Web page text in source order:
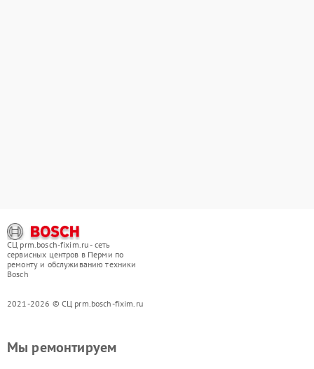
СЦ prm.bosch-fixim.ru - сеть
сервисных центров в Перми по
ремонту и обслуживанию техники
Bosch
2021-2026 © СЦ prm.bosch-fixim.ru
Мы ремонтируем